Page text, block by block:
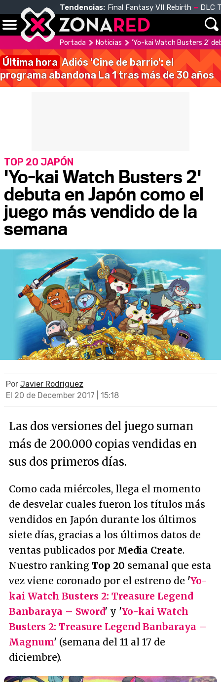
Tendencias: Final Fantasy VII Rebirth DLC
Portada Noticias 'Yo-kai Watch Busters 2'
Última hora Adiós 'Cine de barrio': el
programa abandona La 1 tras más de 30 años
'Yo-kai Watch Busters 2'
debuta en Japón como el
juego más vendido de la
semana
TOP 20 JAPÓN
Por Javier Rodriguez
El 20 de December 2017 | 15:18
Las dos versiones del juego suman
más de 200.000 copias vendidas en
sus dos primeros días.
Como cada miércoles, llega el momento
de desvelar cuales fueron los títulos más
vendidos en Japón durante los últimos
siete días, gracias a los últimos datos de
ventas publicados por Media Create.
Nuestro ranking Top 20 semanal que esta
vez viene coronado por el estreno de 'Yo-
kai Watch Busters 2: Treasure Legend
Banbaraya – Sword' y 'Yo-kai Watch
Busters 2: Treasure Legend Banbaraya –
Magnum' (semana del 11 al 17 de
diciembre).